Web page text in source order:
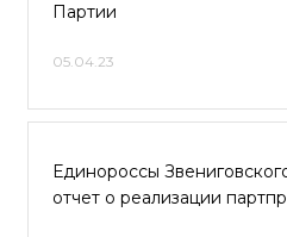
Партии
05.04.23
Единороссы
отчет о реализации